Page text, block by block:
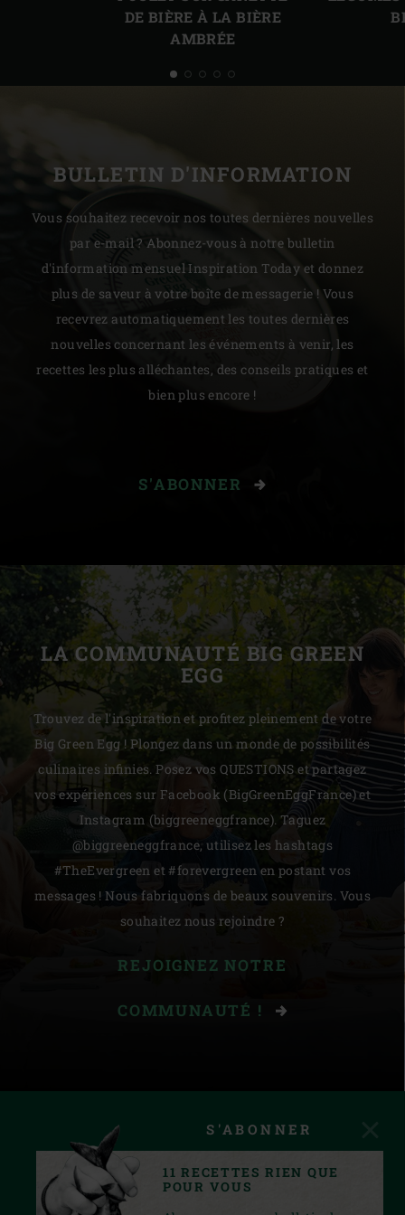
DE BIÈRE À LA BIÈRE
AMBRÉE
BULLETIN D'INFORMATION
Vous souhaitez recevoir nos toutes dernières nouvelles
par e-mail ? Abonnez-vous à notre bulletin
d'information mensuel Inspiration Today et donnez
plus de saveur à votre boîte de messagerie ! Vous
recevrez automatiquement les toutes dernières
nouvelles concernant les événements à venir, les
recettes les plus alléchantes, des conseils pratiques et
bien plus encore !
S'ABONNER
LA COMMUNAUTÉ BIG GREEN
EGG
Trouvez de l'inspiration et profitez pleinement de votre
Big Green Egg ! Plongez dans un monde de possibilités
culinaires infinies. Posez vos QUESTIONS et partagez
vos expériences sur Facebook (BigGreenEggFrance) et
Instagram (biggreeneggfrance). Taguez
@biggreeneggfrance, utilisez les hashtags
#TheEvergreen et #forevergreen en postant vos
messages ! Nous fabriquons de beaux souvenirs. Vous
souhaitez nous rejoindre ?
REJOIGNEZ NOTRE
COMMUNAUTÉ !
S'ABONNER
11 RECETTES RIEN QUE
POUR VOUS